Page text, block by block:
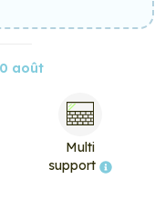
août
Multi
support